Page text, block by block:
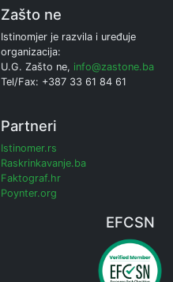
Zašto ne
Istinomjer je razvila i uređuje
organizacija:
U.G. Zašto ne, info@zastone.ba
Tel/Fax: +387 33 61 84 61
Partneri
Istinomer.rs
Raskrinkavanje.ba
Faktograf.hr
Poynter.org
EFCSN